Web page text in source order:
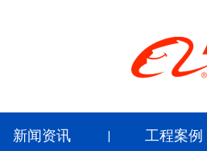
新闻资讯 工程案例